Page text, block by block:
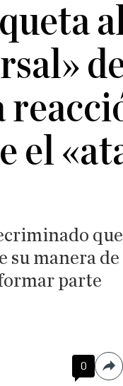
el
su manera
parte
0